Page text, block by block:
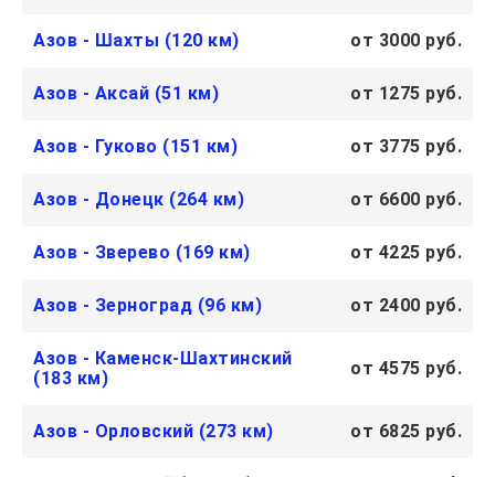
Азов - Шахты (120 км) от 3000 руб.
Азов - Аксай (51 км) от 1275 руб.
Азов - Гуково (151 км) от 3775 руб.
Азов - Донецк (264 км) от 6600 руб.
Азов - Зверево (169 км) от 4225 руб.
Азов - Зерноград (96 км) от 2400 руб.
Азов - Каменск-Шахтинский
(183 км)
от 4575 руб.
Азов - Орловский (273 км) от 6825 руб.